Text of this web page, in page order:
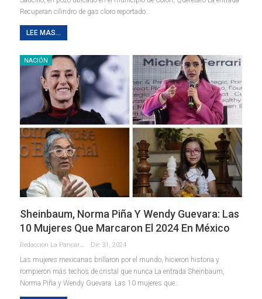
Recuperan cilindro de gas cloro reportado…
LEE MAS...
NACIÓN
Sheinbaum, Norma Piña Y Wendy Guevara: Las
10 Mujeres Que Marcaron El 2024 En México
Redaccion La Pancarta De Quintana Roo Dic 31, 2024
Las mujeres mexicanas brillaron por el mundo, hicieron historia y
rompieron más techos de cristal que nunca La entrada Sheinbaum,
Norma Piña y Wendy Guevara: Las 10 mujeres que…